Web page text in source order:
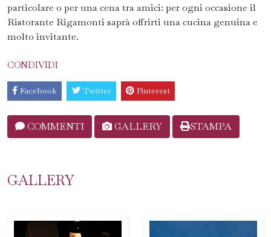
particolare o per una cena tra amici: per ogni occasione il
Ristorante Rigamonti saprà offrirti una cucina genuina e
molto invitante.
CONDIVIDI
Facebook Twitter Pinterest
COMMENTI GALLERY STAMPA
GALLERY